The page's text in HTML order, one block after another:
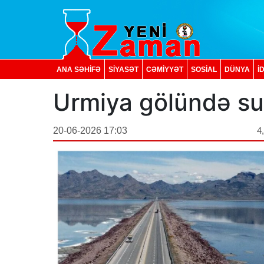
ANA SƏHİFƏ SİYASƏT CƏMİYYƏT SOSIAL DÜNYA
Urmiya gölündə
20-06-2026 17:03